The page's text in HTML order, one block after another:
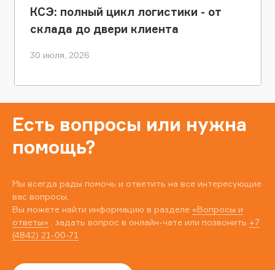
КСЭ: полный цикл логистики - от
склада до двери клиента
30 июля, 2026
Есть вопросы или нужна
помощь?
Мы всегда рады помочь и ответить на все интересующие
вас вопросы.
Вы можете найти информацию в разделе «Вопросы и
ответы» , задать вопрос в онлайн-чате или позвонить +7
(4842) 21-00-71